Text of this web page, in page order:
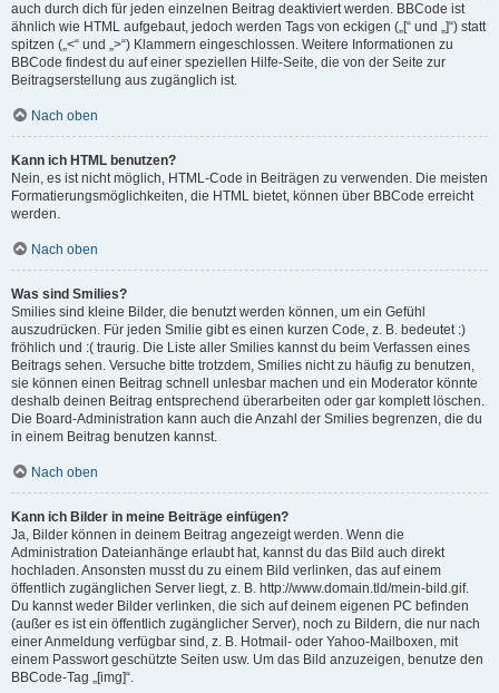
auch durch dich für jeden einzelnen Beitrag deaktiviert werden. BBCode ist
ähnlich wie HTML aufgebaut, jedoch werden Tags von eckigen („[“ und „]“) statt
spitzen („<“ und „>“) Klammern eingeschlossen. Weitere Informationen zu
BBCode findest du auf einer speziellen Hilfe-Seite, die von der Seite zur
Beitragserstellung aus zugänglich ist.
Nach oben
Kann ich HTML benutzen?
Nein, es ist nicht möglich, HTML-Code in Beiträgen zu verwenden. Die meisten
Formatierungsmöglichkeiten, die HTML bietet, können über BBCode erreicht
werden.
Nach oben
Was sind Smilies?
Smilies sind kleine Bilder, die benutzt werden können, um ein Gefühl
auszudrücken. Für jeden Smilie gibt es einen kurzen Code, z. B. bedeutet :)
fröhlich und :( traurig. Die Liste aller Smilies kannst du beim Verfassen eines
Beitrags sehen. Versuche bitte trotzdem, Smilies nicht zu häufig zu benutzen,
sie können einen Beitrag schnell unlesbar machen und ein Moderator könnte
deshalb deinen Beitrag entsprechend überarbeiten oder gar komplett löschen.
Die Board-Administration kann auch die Anzahl der Smilies begrenzen, die du
in einem Beitrag benutzen kannst.
Nach oben
Kann ich Bilder in meine Beiträge einfügen?
Ja, Bilder können in deinem Beitrag angezeigt werden. Wenn die
Administration Dateianhänge erlaubt hat, kannst du das Bild auch direkt
hochladen. Ansonsten musst du zu einem Bild verlinken, das auf einem
öffentlich zugänglichen Server liegt, z. B. http://www.domain.tld/mein-bild.gif.
Du kannst weder Bilder verlinken, die sich auf deinem eigenen PC befinden
(außer es ist ein öffentlich zugänglicher Server), noch zu Bildern, die nur nach
einer Anmeldung verfügbar sind, z. B. Hotmail- oder Yahoo-Mailboxen, mit
einem Passwort geschützte Seiten usw. Um das Bild anzuzeigen, benutze den
BBCode-Tag „[img]“.